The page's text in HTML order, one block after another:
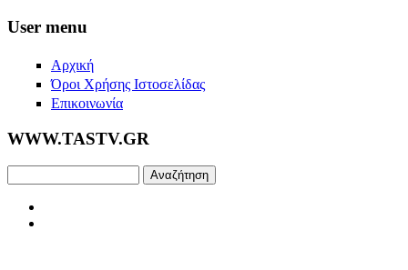
Skip to main content
User menu
Αρχική
Όροι Χρήσης Ιστοσελίδας
Επικοινωνία
WWW.TASTV.GR